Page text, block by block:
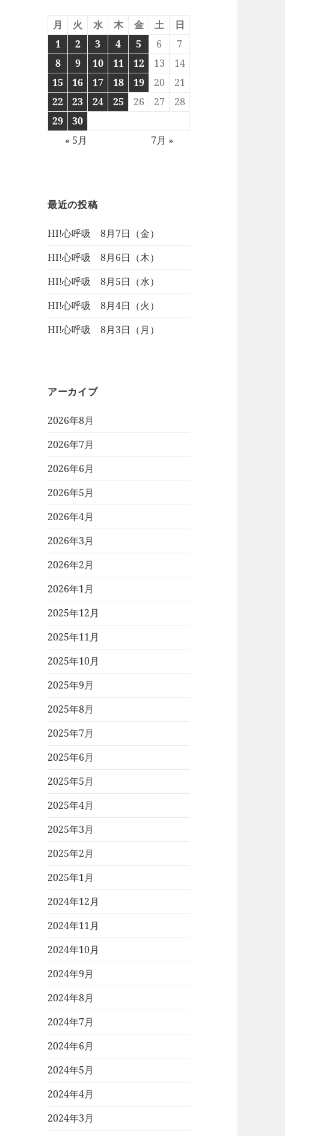
月 火 水 木 金 土
日
1
2 3 4 5 6
7
8
9 10 11 12 13
14
15
16 17 18 19 20
21
22
23 24 25 26 27
28
29
30
« 5月
7月 »
最近の投稿
HI!心呼吸 8月7日（金）
HI!心呼吸 8月6日（木）
HI!心呼吸 8月5日（水）
HI!心呼吸 8月4日（火）
HI!心呼吸 8月3日（月）
アーカイブ
2026年8月
2026年7月
2026年6月
2026年5月
2026年4月
2026年3月
2026年2月
2026年1月
2025年12月
2025年11月
2025年10月
2025年9月
2025年8月
2025年7月
2025年6月
2025年5月
2025年4月
2025年3月
2025年2月
2025年1月
2024年12月
2024年11月
2024年10月
2024年9月
2024年8月
2024年7月
2024年6月
2024年5月
2024年4月
2024年3月